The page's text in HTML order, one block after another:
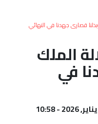
قصارى جهدنا في النهائي
الملك
في